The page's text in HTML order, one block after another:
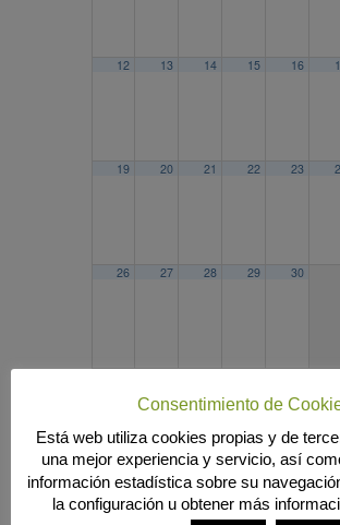
12 13 14 15 16
19 20 21 22 23
26 27 28 29 30
Búsqueda
MENÚ PRINCIPAL
Consentimiento de
Está web utiliza cookies propias y de
una mejor experiencia y servicio, así
información estadística sobre su
la configuración u obtener más